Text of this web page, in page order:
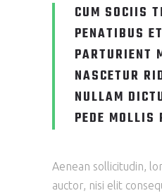
CUM SOCIIS
PENATIBUS
PARTURIENT
NASCETUR
NULLAM
PEDE MOLLIS
Aenean sollicitudin,
auctor, nisi elit